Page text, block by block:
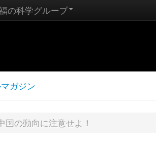
の科学グループ
ガジン
の動向に注意せよ！